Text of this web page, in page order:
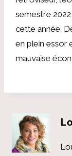
semestre
cette année.
en plein essor
mauvaise